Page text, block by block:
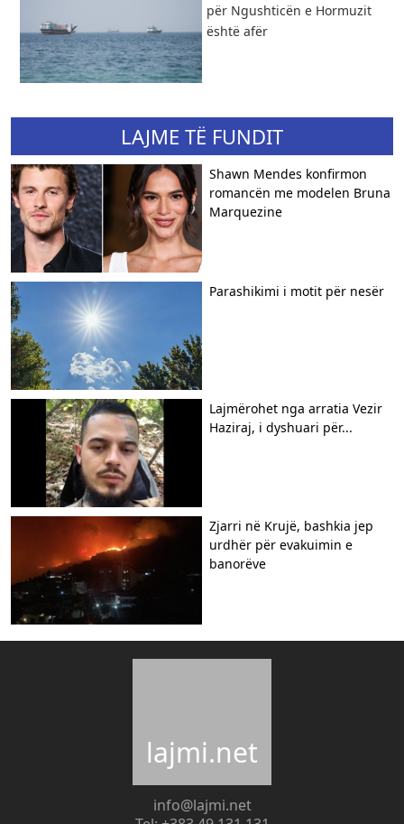
për Ngushticën e Hormuzit
është afër
LAJME TË FUNDIT
Shawn Mendes konfirmon
romancën me modelen Bruna
Marquezine
Parashikimi i motit për nesër
Lajmërohet nga arratia Vezir
Haziraj, i dyshuari për...
Zjarri në Krujë, bashkia jep
urdhër për evakuimin e
banorëve
lajmi.net
info@lajmi.net